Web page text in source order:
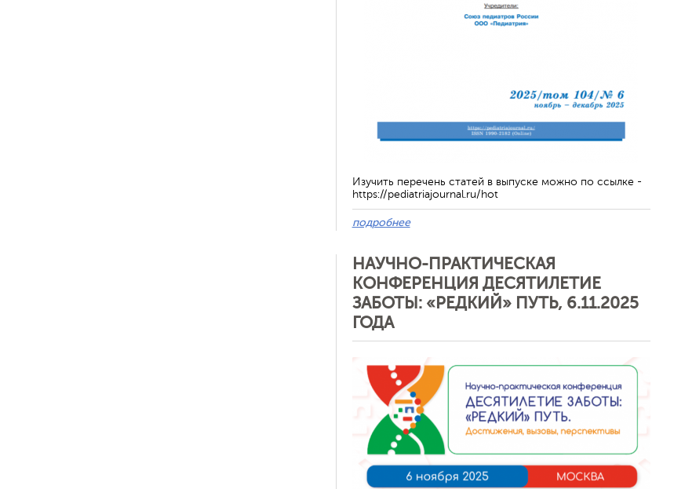
Изучить перечень статей в выпуске можно по ссылке -
https://pediatriajournal.ru/hot
подробнее
НАУЧНО-ПРАКТИЧЕСКАЯ
КОНФЕРЕНЦИЯ ДЕСЯТИЛЕТИЕ
ЗАБОТЫ: «РЕДКИЙ» ПУТЬ, 6.11.2025
ГОДА
Отменить